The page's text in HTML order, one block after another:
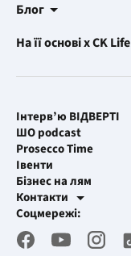
Блог
На її основі x CK Life
Інтерв’ю ВІДВЕРТІ
ШО podcast
Prosecco Time
Івенти
Бізнес на лям
Контакти
Рекламні інтеграції
Робоча пошта
Соцмережі: